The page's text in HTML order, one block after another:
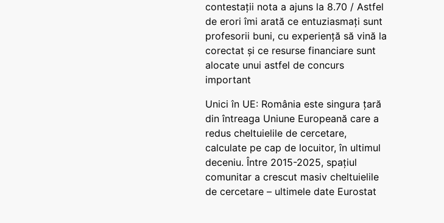
contestații nota a ajuns la 8.70 / Astfel
de erori îmi arată ce entuziasmați sunt
profesorii buni, cu experiență să vină la
corectat și ce resurse financiare sunt
alocate unui astfel de concurs
important
Unici în UE: România este singura țară
din întreaga Uniune Europeană care a
redus cheltuielile de cercetare,
calculate pe cap de locuitor, în ultimul
deceniu. Între 2015-2025, spațiul
comunitar a crescut masiv cheltuielile
de cercetare – ultimele date Eurostat